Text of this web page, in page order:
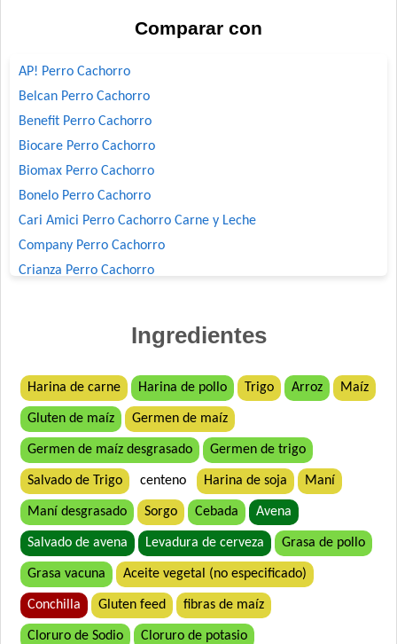
Comparar con
AP! Perro Cachorro
Belcan Perro Cachorro
Benefit Perro Cachorro
Biocare Perro Cachorro
Biomax Perro Cachorro
Bonelo Perro Cachorro
Cari Amici Perro Cachorro Carne y Leche
Company Perro Cachorro
Crianza Perro Cachorro
Dog Chow Perro Cachorro
Dog Selection Etiqueta Negra Cachorros
Dog Selection Premium Cachorros
Dogui Perro Cachorro
Dr. Cossia Super Premium Dog Perro Cachorro Mordida
Grande
Estampa Plus Perro Cachorro
Eukanuba Premium Performance Puppy Pro
Eukanuba Puppy Large Breed
Eukanuba Puppy Medium Breed
Eukanuba Puppy Medium Lamb (Cordero)
Exact Perros Cachorros
Ingredientes
Harina de carne Harina de pollo Trigo Arroz Maíz
Gluten de maíz Germen de maíz
Germen de maíz desgrasado Germen de trigo
Salvado de Trigo centeno Harina de soja Maní
Maní desgrasado Sorgo Cebada Avena
Salvado de avena Levadura de cerveza Grasa de pollo
Grasa vacuna Aceite vegetal (no especificado)
Conchilla Gluten feed fibras de maíz
Cloruro de Sodio Cloruro de potasio